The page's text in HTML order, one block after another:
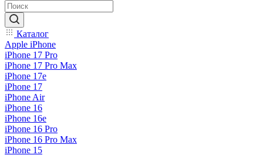
Каталог
Apple iPhone
iPhone 17 Pro
iPhone 17 Pro Max
iPhone 17e
iPhone 17
iPhone Air
iPhone 16
iPhone 16e
iPhone 16 Pro
iPhone 16 Pro Max
iPhone 15